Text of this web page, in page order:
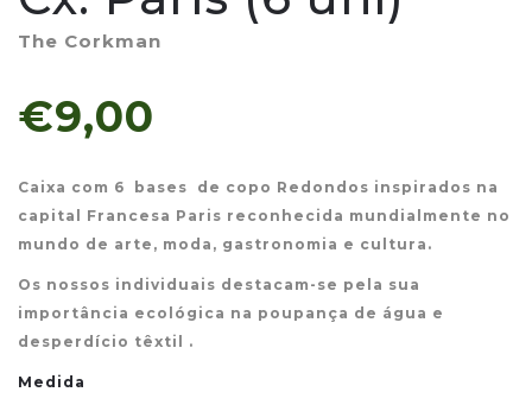
The Corkman
€9,00
Caixa com 6 bases de copo Redondos inspirados na
capital Francesa Paris reconhecida mundialmente no
mundo de arte, moda, gastronomia e cultura.
Os nossos individuais destacam-se pela sua
importância ecológica na poupança de água e
desperdício têxtil .
Medida